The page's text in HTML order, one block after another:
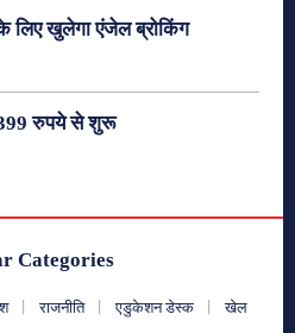
लिए खुलेगा एंजेल ब्रोकिंग
रुपये से शुरू
Categories
राजनीति एडुकेशन डेस्क
खेल